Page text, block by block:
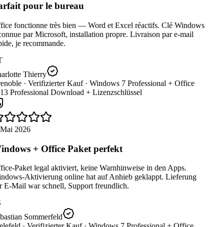
pour le bureau
fonctionne très bien — Word et Excel réactifs. Clé Windows
par Microsoft, installation propre. Livraison par e-mail
je recommande.
Thierry
· Verifizierter Kauf · Windows 7 Professional + Office
Professional Download + Lizenzschlüssel
2026
+ Office Paket perfekt
Paket legal aktiviert, keine Warnhinweise in den Apps.
Aktivierung online hat auf Anhieb geklappt. Lieferung
E-Mail war schnell, Support freundlich.
Sommerfeld